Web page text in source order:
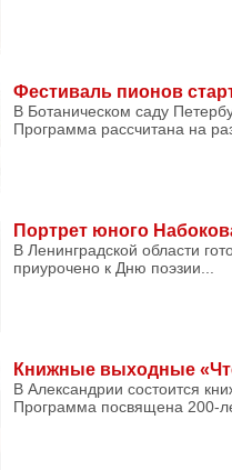
Фестиваль пионов
В Ботаническом саду
Программа рассчитана на
Портрет юного
В Ленинградской области
приурочено к Дню поэзии...
Книжные выходные
В Александрии состоится
Программа посвящена 200-